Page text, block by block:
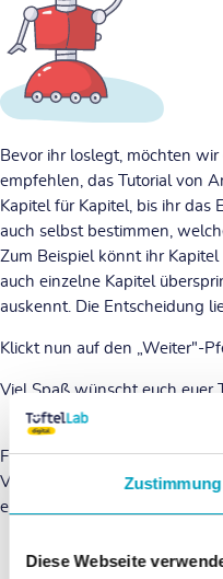
Zustimmung
Diese Webseite
Bevor ihr loslegt, möchten
empfehlen, das Tutorial von
Kapitel für Kapitel, bis ihr das
auch selbst bestimmen,
Zum Beispiel könnt ihr
auch einzelne Kapitel
auskennt. Die Entscheidung
Klickt nun auf den „Weiter"-
Viel Spaß wünscht euch euer
Für Fragen oder
Verfügung! Teilt eure
eine Nachricht an